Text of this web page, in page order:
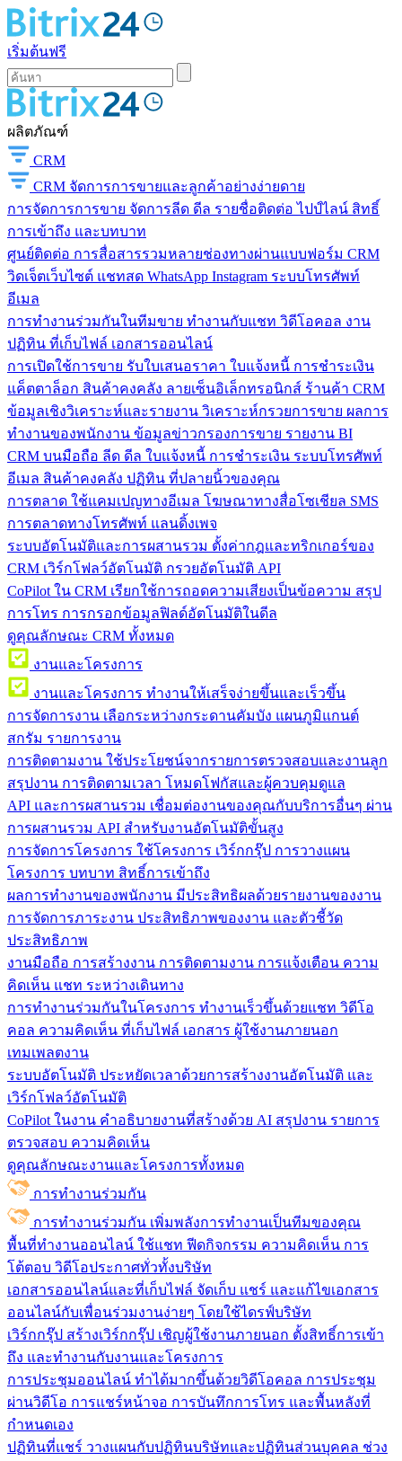
เริ่มต้นฟรี
ผลิตภัณฑ์
CRM
CRM จัดการการขายและลูกค้าอย่างง่ายดาย
การจัดการการขาย จัดการลีด ดีล รายชื่อติดต่อ ไปป์ไลน์ สิทธิ์
การเข้าถึง และบทบาท
ศูนย์ติดต่อ การสื่อสารรวมหลายช่องทางผ่านแบบฟอร์ม CRM
วิดเจ็ตเว็บไซต์ แชทสด WhatsApp Instagram ระบบโทรศัพท์
อีเมล
การทำงานร่วมกันในทีมขาย ทำงานกับแชท วิดีโอคอล งาน
ปฏิทิน ที่เก็บไฟล์ เอกสารออนไลน์
การเปิดใช้การขาย รับใบเสนอราคา ใบแจ้งหนี้ การชำระเงิน
แค็ตตาล็อก สินค้าคงคลัง ลายเซ็นอิเล็กทรอนิกส์ ร้านค้า CRM
ข้อมูลเชิงวิเคราะห์และรายงาน วิเคราะห์กรวยการขาย ผลการ
ทำงานของพนักงาน ข้อมูลข่าวกรองการขาย รายงาน BI
CRM บนมือถือ ลีด ดีล ใบแจ้งหนี้ การชำระเงิน ระบบโทรศัพท์
อีเมล สินค้าคงคลัง ปฏิทิน ที่ปลายนิ้วของคุณ
การตลาด ใช้แคมเปญทางอีเมล โฆษณาทางสื่อโซเชียล SMS
การตลาดทางโทรศัพท์ แลนดิ้งเพจ
ระบบอัตโนมัติและการผสานรวม ตั้งค่ากฎและทริกเกอร์ของ
CRM เวิร์กโฟลว์อัตโนมัติ กรวยอัตโนมัติ API
CoPilot ใน CRM เรียกใช้การถอดความเสียงเป็นข้อความ สรุป
การโทร การกรอกข้อมูลฟิลด์อัตโนมัติในดีล
ดูคุณลักษณะ CRM ทั้งหมด
งานและโครงการ
งานและโครงการ ทำงานให้เสร็จง่ายขึ้นและเร็วขึ้น
การจัดการงาน เลือกระหว่างกระดานคัมบัง แผนภูมิแกนต์
สกรัม รายการงาน
การติดตามงาน ใช้ประโยชน์จากรายการตรวจสอบและงานลูก
สรุปงาน การติดตามเวลา โหมดโฟกัสและผู้ควบคุมดูแล
API และการผสานรวม เชื่อมต่องานของคุณกับบริการอื่นๆ ผ่าน
การผสานรวม API สำหรับงานอัตโนมัติขั้นสูง
การจัดการโครงการ ใช้โครงการ เวิร์กกรุ๊ป การวางแผน
โครงการ บทบาท สิทธิ์การเข้าถึง
ผลการทำงานของพนักงาน มีประสิทธิผลด้วยรายงานของงาน
การจัดการภาระงาน ประสิทธิภาพของงาน และตัวชี้วัด
ประสิทธิภาพ
งานมือถือ การสร้างงาน การติดตามงาน การแจ้งเตือน ความ
คิดเห็น แชท ระหว่างเดินทาง
การทำงานร่วมกันในโครงการ ทํางานเร็วขึ้นด้วยแชท วิดีโอ
คอล ความคิดเห็น ที่เก็บไฟล์ เอกสาร ผู้ใช้งานภายนอก
เทมเพลตงาน
ระบบอัตโนมัติ ประหยัดเวลาด้วยการสร้างงานอัตโนมัติ และ
เวิร์กโฟลว์อัตโนมัติ
CoPilot ในงาน คำอธิบายงานที่สร้างด้วย AI สรุปงาน รายการ
ตรวจสอบ ความคิดเห็น
ดูคุณลักษณะงานและโครงการทั้งหมด
การทำงานร่วมกัน
การทำงานร่วมกัน เพิ่มพลังการทำงานเป็นทีมของคุณ
พื้นที่ทำงานออนไลน์ ใช้แชท ฟีดกิจกรรม ความคิดเห็น การ
โต้ตอบ วิดีโอประกาศทั่วทั้งบริษัท
เอกสารออนไลน์และที่เก็บไฟล์ จัดเก็บ แชร์ และแก้ไขเอกสาร
ออนไลน์กับเพื่อนร่วมงานง่ายๆ โดยใช้ไดรฟ์บริษัท
เวิร์กกรุ๊ป สร้างเวิร์กกรุ๊ป เชิญผู้ใช้งานภายนอก ตั้งสิทธิ์การเข้า
ถึง และทำงานกับงานและโครงการ
การประชุมออนไลน์ ทำได้มากขึ้นด้วยวิดีโอคอล การประชุม
ผ่านวิดีโอ การแชร์หน้าจอ การบันทึกการโทร และพื้นหลังที่
กำหนดเอง
ปฏิทินที่แชร์ วางแผนกับปฏิทินบริษัทและปฏิทินส่วนบุคคล ช่วง